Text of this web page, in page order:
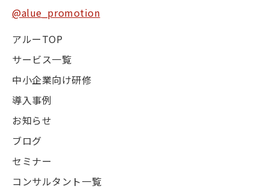
@alue_promotion
アルーTOP
サービス一覧
中小企業向け研修
導入事例
お知らせ
ブログ
セミナー
コンサルタント一覧